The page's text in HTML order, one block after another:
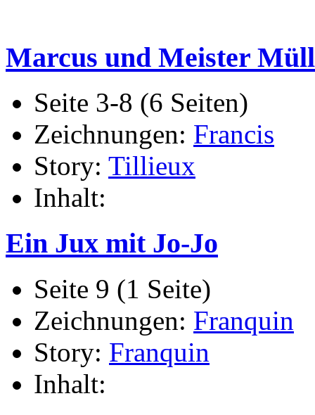
Marcus und Meister
Seite 3-8 (6 Seiten)
Zeichnungen: Francis
Story: Tillieux
Inhalt:
Ein Jux mit Jo-Jo
Seite 9 (1 Seite)
Zeichnungen: Franquin
Story: Franquin
Inhalt: